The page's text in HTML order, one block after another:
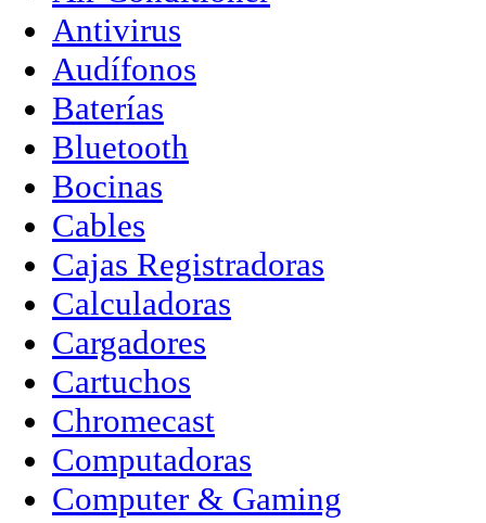
Antivirus
Audífonos
Baterías
Bluetooth
Bocinas
Cables
Cajas Registradoras
Calculadoras
Cargadores
Cartuchos
Chromecast
Computadoras
Computer & Gaming